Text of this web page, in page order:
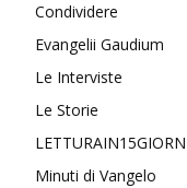
Condividere
Evangelii Gaudium
Le Interviste
Le Storie
Minuti di Vangelo